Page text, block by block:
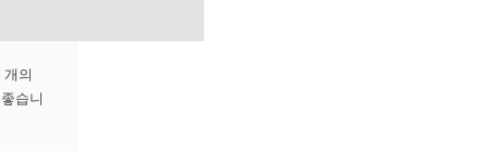
의
습니